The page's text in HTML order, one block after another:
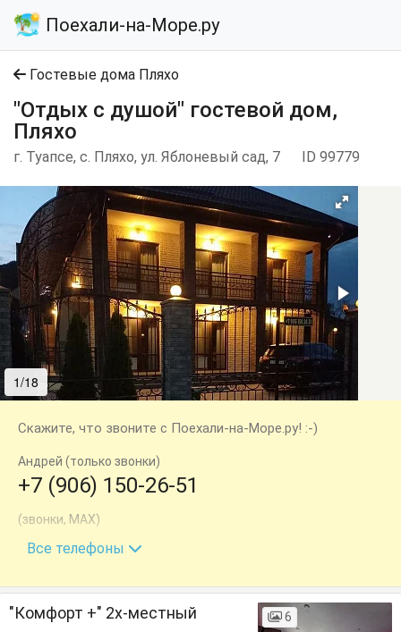
Поехали-на-Море.ру
Гостевые дома Пляхо
"Отдых с душой" гостевой дом,
Пляхо
г. Туапсе, с. Пляхо, ул. Яблоневый сад, 7 ID 99779
1/18
Скажите, что звоните с Поехали-на-Море.ру! :-)
Андрей (только звонки)
+7 (906) 150-26-51
(звонки, MAX)
+7 (918) 607-79-79
Все телефоны
"Комфорт +" 2х-местный 6